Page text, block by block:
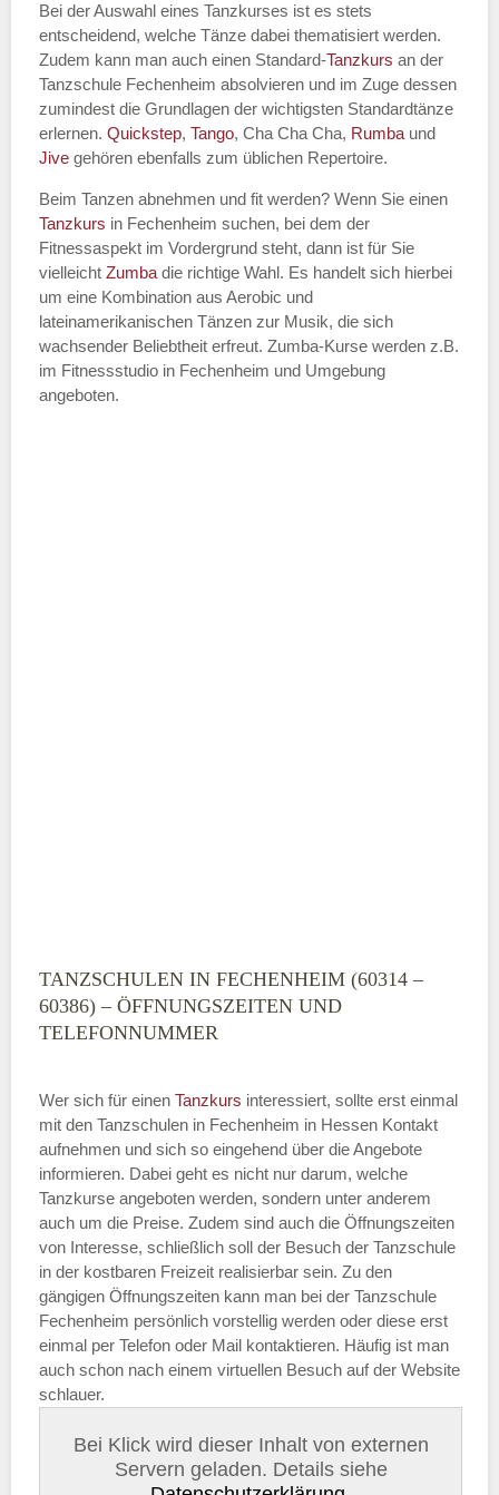
Name des Tanzkurs*
Tanzart*
Bei der Auswahl eines Tanzkurses ist es stets
entscheidend, welche Tänze dabei thematisiert werden.
Zudem kann man auch einen Standard-Tanzkurs an der
Tanzschule Fechenheim absolvieren und im Zuge dessen
zumindest die Grundlagen der wichtigsten Standardtänze
erlernen. Quickstep, Tango, Cha Cha Cha, Rumba und
Jive gehören ebenfalls zum üblichen Repertoire.
Beim Tanzen abnehmen und fit werden? Wenn Sie einen
Tanzkurs in Fechenheim suchen, bei dem der
Fitnessaspekt im Vordergrund steht, dann ist für Sie
vielleicht Zumba die richtige Wahl. Es handelt sich hierbei
um eine Kombination aus Aerobic und
lateinamerikanischen Tänzen zur Musik, die sich
wachsender Beliebtheit erfreut. Zumba-Kurse werden z.B.
im Fitnessstudio in Fechenheim und Umgebung
angeboten.
TANZSCHULEN IN FECHENHEIM (60314 –
60386) – ÖFFNUNGSZEITEN UND
TELEFONNUMMER
Wer sich für einen Tanzkurs interessiert, sollte erst einmal
mit den Tanzschulen in Fechenheim in Hessen Kontakt
aufnehmen und sich so eingehend über die Angebote
informieren. Dabei geht es nicht nur darum, welche
Tanzkurse angeboten werden, sondern unter anderem
auch um die Preise. Zudem sind auch die Öffnungszeiten
von Interesse, schließlich soll der Besuch der Tanzschule
in der kostbaren Freizeit realisierbar sein. Zu den
gängigen Öffnungszeiten kann man bei der Tanzschule
Fechenheim persönlich vorstellig werden oder diese erst
einmal per Telefon oder Mail kontaktieren. Häufig ist man
auch schon nach einem virtuellen Besuch auf der Website
schlauer.
Bei Klick wird dieser Inhalt von externen
Servern geladen. Details siehe